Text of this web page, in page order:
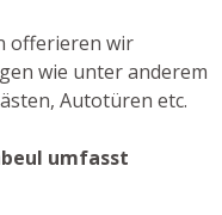
offerieren wir
wie unter anderem
Autotüren etc.
umfasst